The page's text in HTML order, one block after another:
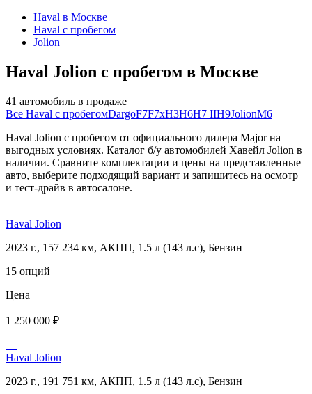
Haval в Москве
Haval с пробегом
Jolion
Haval Jolion с пробегом в Москве
41 автомобиль в продаже
Все Haval с пробегомDargoF7F7xH3H6H7 IIH9JolionM6
Haval Jolion с пробегом от официального дилера Major на
выгодных условиях. Каталог б/у автомобилей Хавейл Jolion в
наличии. Сравните комплектации и цены на представленные
авто, выберите подходящий вариант и запишитесь на осмотр
и тест-драйв в автосалоне.
Haval Jolion
2023 г., 157 234 км, АКПП, 1.5 л (143 л.с), Бензин
15 опций
Цена
1 250 000 ₽
Haval Jolion
2023 г., 191 751 км, АКПП, 1.5 л (143 л.с), Бензин